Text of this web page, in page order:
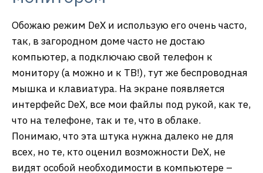
Обожаю режим DeX и использую его очень часто,
так, в загородном доме часто не достаю
компьютер, а подключаю свой телефон к
монитору (а можно и к ТВ!), тут же беспроводная
мышка и клавиатура. На экране появляется
интерфейс DeX, все мои файлы под рукой, как те,
что на телефоне, так и те, что в облаке.
Понимаю, что эта штука нужна далеко не для
всех, но те, кто оценил возможности DeX, не
видят особой необходимости в компьютере –